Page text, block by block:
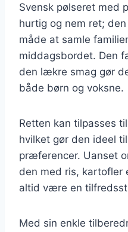
Svensk pølseret med
hurtig og nem ret;
måde at samle
middagsbordet. Den
den lækre smag gør
både børn og voksne.
Retten kan tilpasses
hvilket gør den ideel
præferencer. Uanset
den med ris, kartofler
altid være en
Med sin enkle